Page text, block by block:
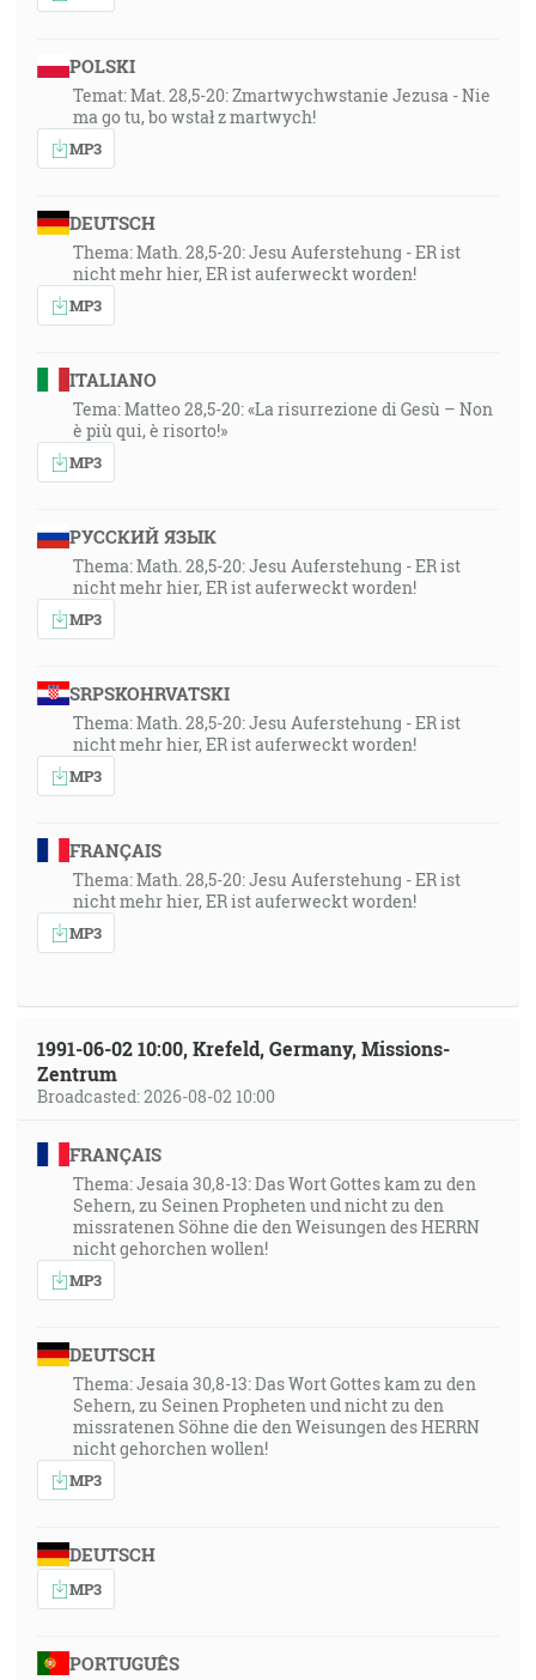
POLSKI
Temat: Mat. 28,5-20: Zmartwychwstanie Jezusa - Nie
ma go tu, bo wstał z martwych!
MP3
DEUTSCH
Thema: Math. 28,5-20: Jesu Auferstehung - ER ist
nicht mehr hier, ER ist auferweckt worden!
MP3
ITALIANO
Tema: Matteo 28,5-20: «La risurrezione di Gesù – Non
è più qui, è risorto!»
MP3
РУССКИЙ ЯЗЫК
Thema: Math. 28,5-20: Jesu Auferstehung - ER ist
nicht mehr hier, ER ist auferweckt worden!
MP3
SRPSKOHRVATSKI
Thema: Math. 28,5-20: Jesu Auferstehung - ER ist
nicht mehr hier, ER ist auferweckt worden!
MP3
FRANÇAIS
Thema: Math. 28,5-20: Jesu Auferstehung - ER ist
nicht mehr hier, ER ist auferweckt worden!
MP3
1991-06-02 10:00, Krefeld, Germany, Missions-
Zentrum
Broadcasted: 2026-08-02 10:00
FRANÇAIS
Thema: Jesaia 30,8-13: Das Wort Gottes kam zu den
Sehern, zu Seinen Propheten und nicht zu den
missratenen Söhne die den Weisungen des HERRN
nicht gehorchen wollen!
MP3
DEUTSCH
Thema: Jesaia 30,8-13: Das Wort Gottes kam zu den
Sehern, zu Seinen Propheten und nicht zu den
missratenen Söhne die den Weisungen des HERRN
nicht gehorchen wollen!
MP3
DEUTSCH
MP3
PORTUGUÊS